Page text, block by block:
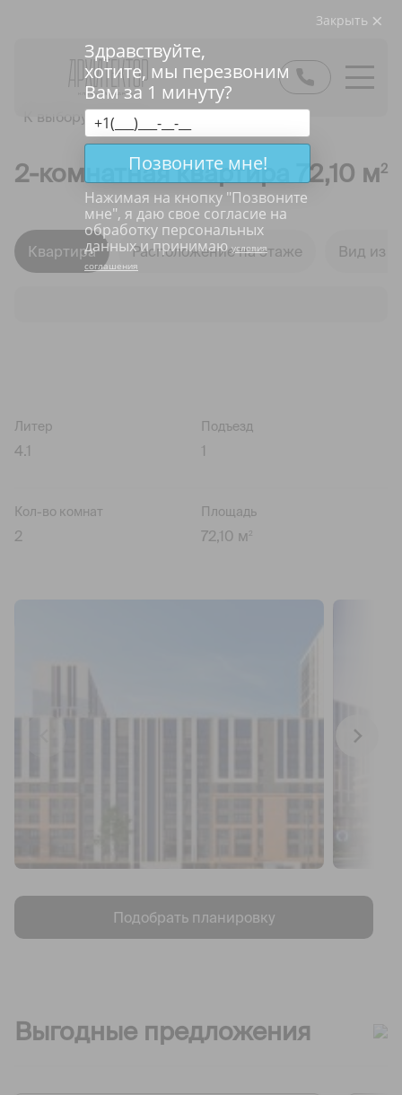
К выбору квартир
2-комнатная квартира 72,10 м2
Литер
4.1
Подъезд
Кол-во комнат
2
Площадь
72,10 м 2
Подобрать планировку
Квартира Расположение на этаже Вид из
Выгодные предложения
Закрыть
Здравствуйте,
хотите, мы перезвоним
Вам за 1 минуту?
Позвоните мне!
Нажимая на кнопку "Позвоните
мне", я даю свое согласие на
обработку персональных
данных и принимаюусловия
соглашения